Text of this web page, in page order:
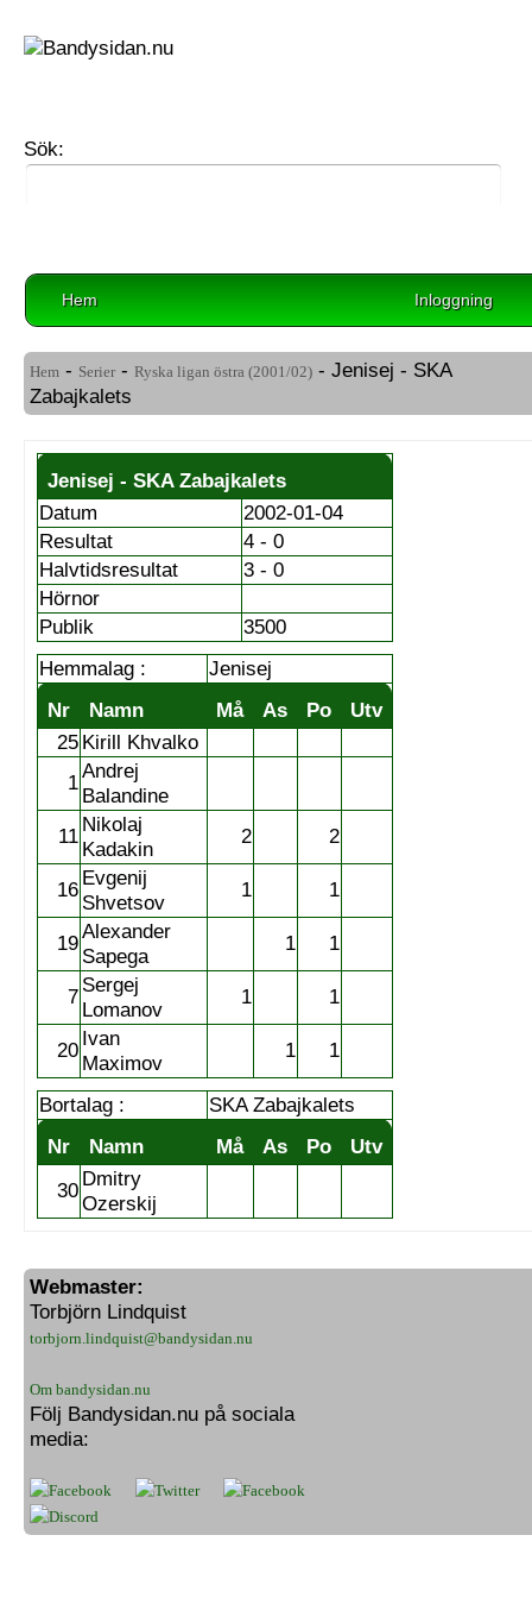
Sök:
Hem Inloggning
Hem - Serier - Ryska ligan östra (2001/02) - Jenisej - SKA
Zabajkalets
Jenisej - SKA Zabajkalets
Datum
2002-01-04
Resultat
4 - 0
Halvtidsresultat
3 - 0
Hörnor
Publik
3500
Hemmalag :
Jenisej
Nr
Namn Må As Po
Utv
25 Kirill Khvalko
1
Andrej
Balandine
11
Nikolaj
Kadakin
2 2
16
Evgenij
Shvetsov
1 1
19
Alexander
Sapega
1 1
7
Sergej
Lomanov
1 1
20
Ivan
Maximov
1 1
Bortalag :
SKA Zabajkalets
Nr
Namn Må As Po
Utv
30
Dmitry
Ozerskij
Webmaster:
Torbjörn Lindquist
torbjorn.lindquist@bandysidan.nu
Om bandysidan.nu
Följ Bandysidan.nu på sociala
media: